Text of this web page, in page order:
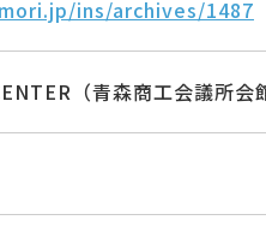
ins/archives/1487
（青森商工会議所会